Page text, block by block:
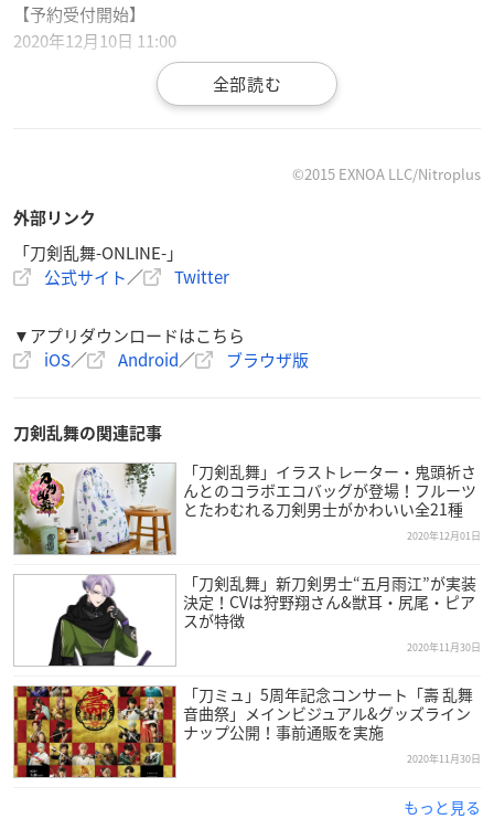
【予約受付開始】
2020年12月10日 11:00
【材質】
鹿革, 漆, 京くみひも
【展開】
5種類(キャラクターイメージ)
陸奥守吉行
山姥切国広
蜂須賀虎徹
▼ご購入はこちら
受付サイト
©2015 EXNOA LLC/Nitroplus
外部リンク
「刀剣乱舞-ONLINE-」
公式サイト／ Twitter
▼アプリダウンロードはこちら
iOS／ Android／ ブラウザ版
刀剣乱舞の関連記事
「刀剣乱舞」イラストレーター・鬼頭祈さ
んとのコラボエコバッグが登場！フルーツ
とたわむれる刀剣男士がかわいい全21種
2020年12月01日
「刀剣乱舞」新刀剣男士“五月雨江”が実装
決定！CVは狩野翔さん&獣耳・尻尾・ピア
スが特徴
2020年11月30日
「刀ミュ」5周年記念コンサート「壽 乱舞
音曲祭」メインビジュアル&グッズライン
ナップ公開！事前通販を実施
2020年11月30日
もっと見る